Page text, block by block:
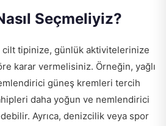
Seçmeliyiz?
cilt tipinize, günlük aktivitelerinize
karar vermelisiniz. Örneğin, yağlı
güneş kremleri tercih
daha yoğun ve nemlendirici
Ayrıca, denizcilik veya spor